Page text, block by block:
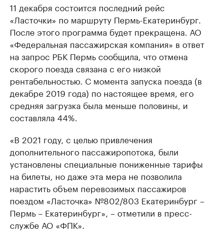
11 декабря состоится последний рейс
«Ласточки» по маршруту Пермь-Екатеринбург.
После этого программа будет прекращена. АО
«Федеральная пассажирская компания» в ответ
на запрос РБК Пермь сообщила, что отмена
скорого поезда связана с его низкой
рентабельностью. С момента запуска поезда (в
декабре 2019 года) по настоящее время, его
средняя загрузка была меньше половины, и
составляла 44%.
«В 2021 году, с целью привлечения
дополнительного пассажиропотока, были
установлены специальные пониженные тарифы
на билеты, но даже эта мера не позволила
нарастить объем перевозимых пассажиров
поездом «Ласточка» №802/803 Екатеринбург –
Пермь – Екатеринбург», – отметили в пресс-
службе АО «ФПК».